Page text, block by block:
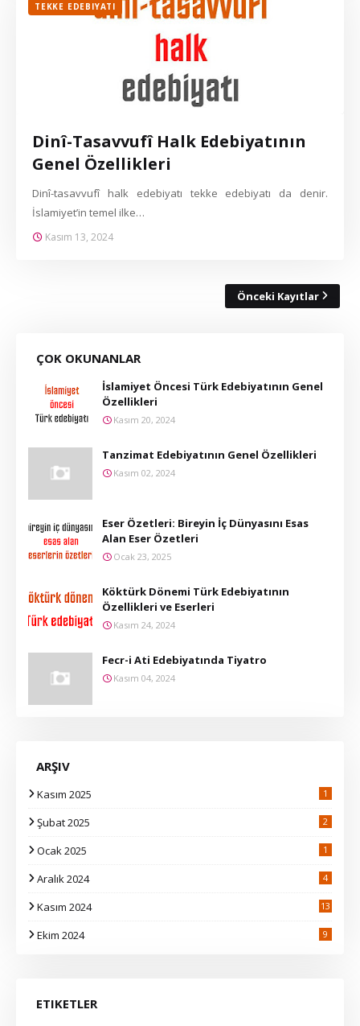
TEKKE EDEBIYATI
Dinî-Tasavvufî Halk Edebiyatının
Genel Özellikleri
Dinî-tasavvufî halk edebiyatı tekke edebiyatı da denir.
İslamiyet’in temel ilke…
Kasım 13, 2024
Önceki Kayıtlar
ÇOK OKUNANLAR
İslamiyet Öncesi Türk Edebiyatının Genel
Özellikleri
Kasım 20, 2024
Tanzimat Edebiyatının Genel Özellikleri
Kasım 02, 2024
Eser Özetleri: Bireyin İç Dünyasını Esas
Alan Eser Özetleri
Ocak 23, 2025
Köktürk Dönemi Türk Edebiyatının
Özellikleri ve Eserleri
Kasım 24, 2024
Fecr-i Ati Edebiyatında Tiyatro
Kasım 04, 2024
ARŞIV
Kasım 2025 1
Şubat 2025 2
Ocak 2025 1
Aralık 2024 4
Kasım 2024
13
Ekim 2024 9
ETIKETLER